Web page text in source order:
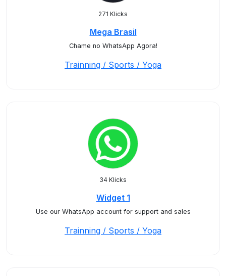
271 Klicks
Mega Brasil
Chame no WhatsApp Agora!
Trainning / Sports / Yoga
34 Klicks
Widget 1
Use our WhatsApp account for support and sales
Trainning / Sports / Yoga